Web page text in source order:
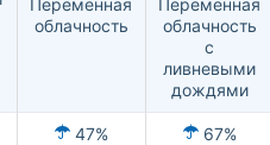
облачность
облачность
с
ливневыми
дождями
47% 67%